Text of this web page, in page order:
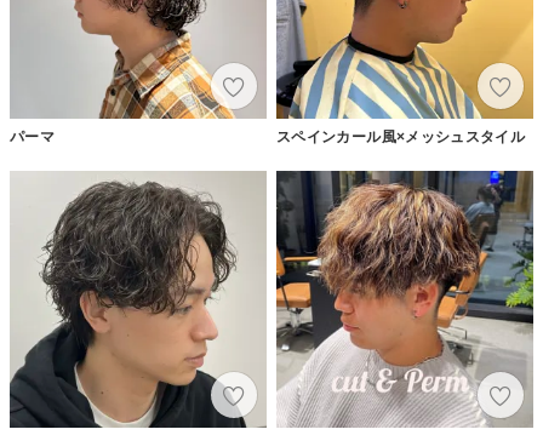
パーマ スペインカール風×メッシュスタイル